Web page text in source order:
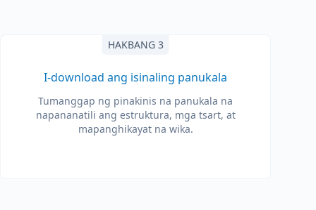
HAKBANG 3
I-download ang isinaling panukala
Tumanggap ng pinakinis na panukala na
napananatili ang estruktura, mga tsart, at
mapanghikayat na wika.